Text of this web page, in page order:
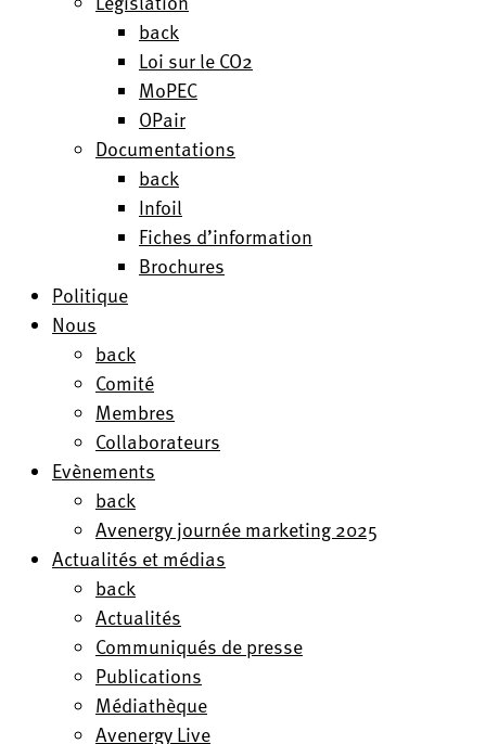
back
Loi sur le CO2
MoPEC
OPair
Documentations
back
Infoil
Fiches d’information
Brochures
Politique
Nous
back
Comité
Membres
Collaborateurs
Evènements
back
Avenergy journée marketing 2025
Actualités et médias
back
Actualités
Communiqués de presse
Publications
Médiathèque
Avenergy Live